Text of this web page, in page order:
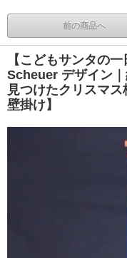
前の商品へ
【こどもサンタの
Scheuer デザイン
見つけたクリスマ
壁掛け】